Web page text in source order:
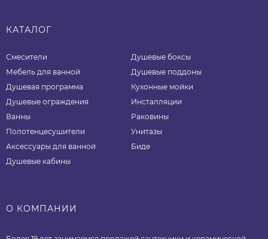
КАТАЛОГ
Смесители
Мебель для ванной
Душевая программа
Душевые ограждения
Ванны
Полотенцесушители
Аксессуары для ванной
Душевые кабины
Душевые боксы
Душевые поддоны
Кухонные мойки
Инсталляции
Раковины
Унитазы
Биде
О КОМПАНИИ